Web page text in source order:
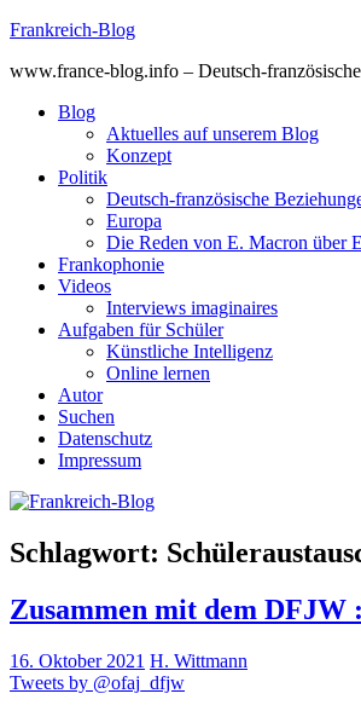
Skip
content
Frankreich-Blog
www.france-blog.info – Deutsch-
Blog
Aktuelles auf unserem Blog
Konzept
Politik
Deutsch-französische
Europa
Die Reden von E. Macron über
Frankophonie
Videos
Interviews imaginaires
Aufgaben für Schüler
Künstliche Intelligenz
Online lernen
Autor
Suchen
Datenschutz
Impressum
Schlagwort:
Zusammen mit dem DFJW
16. Oktober 2021 H. Wittmann
Tweets by @ofaj_dfjw